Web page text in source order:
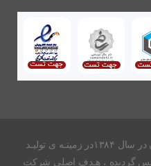
شرکت رنگ ســازی سحـر شیمی الـوان در سال ۱۳۸۴در زمینـه ی تولیـد
گردیده ، هـدف اصلی شرکت